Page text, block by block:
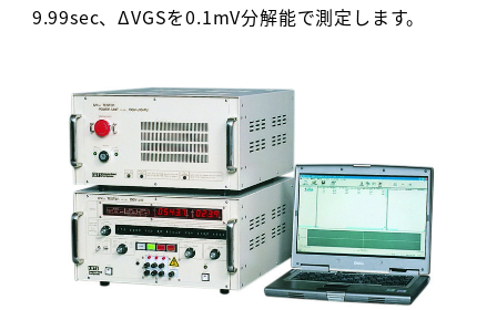
9.99sec、ΔVGSを0.1mV分解能で測定します。